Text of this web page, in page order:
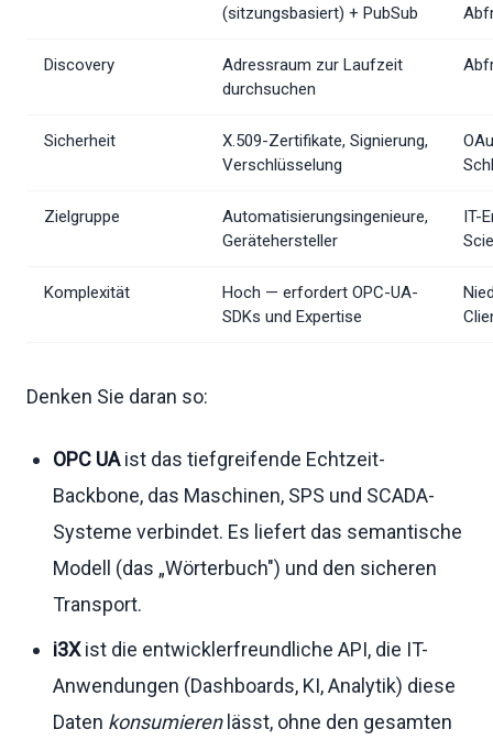
(sitzungsbasiert) + PubSub
Discovery
Adressraum zur Laufzeit
durchsuchen
Sicherheit
X.509-Zertifikate, Signierung,
Verschlüsselung
Zielgruppe
Automatisierungsingenieure,
Gerätehersteller
IT-
Komplexität
Hoch — erfordert OPC-UA-
SDKs und Expertise
Denken Sie daran so:
OPC UAist das tiefgreifende Echtzeit-
Backbone, das Maschinen, SPS und SCADA-
Systeme verbindet. Es liefert das semantische
Modell (das „Wörterbuch") und den sicheren
Transport.
i3Xist die entwicklerfreundliche API, die IT-
Anwendungen (Dashboards, KI, Analytik) diese
Daten konsumierenlässt, ohne den gesamten